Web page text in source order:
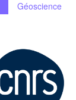
Géoscience